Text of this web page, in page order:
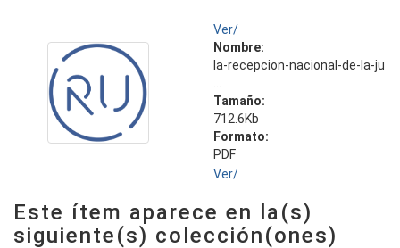
Ver/
Nombre:
la-recepcion-nacional-de-la-ju
Tamaño:
712.6Kb
Formato:
PDF
Ver/
Este ítem aparece en la(s)
siguiente(s) colección(ones)